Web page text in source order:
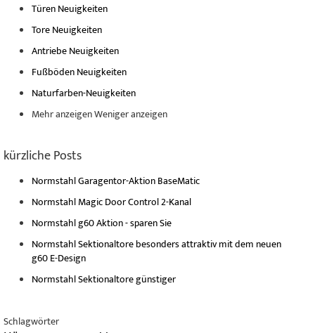
Türen Neuigkeiten
Tore Neuigkeiten
Antriebe Neuigkeiten
Fußböden Neuigkeiten
Naturfarben-Neuigkeiten
Mehr anzeigenWeniger anzeigen
kürzliche Posts
Normstahl Garagentor-Aktion BaseMatic
Normstahl Magic Door Control 2-Kanal
Normstahl g60 Aktion - sparen Sie
Normstahl Sektionaltore besonders attraktiv mit dem neuen
g60 E-Design
Normstahl Sektionaltore günstiger
Schlagwörter